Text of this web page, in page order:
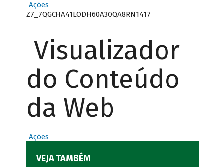
Ações
Z7_7QGCHA41LODH60A3OQA8RN1417
Visualizador
do Conteúdo
da Web
Ações
VEJA TAMBÉM